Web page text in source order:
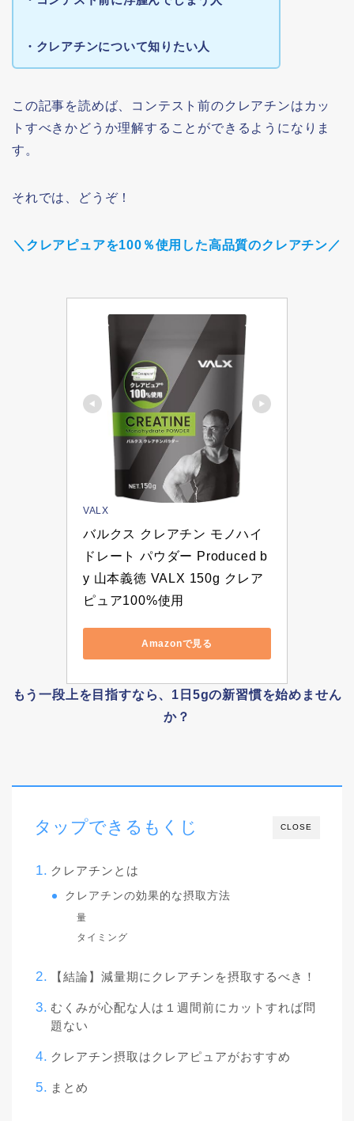
・クレアチンについて知りたい人
この記事を読めば、コンテスト前のクレアチンはカッ
トすべきかどうか理解することができるようになりま
す。
それでは、どうぞ！
＼クレアピュアを100％使用した高品質のクレアチン／
VALX
バルクス クレアチン モノハイ
ドレート パウダー Produced b
y 山本義徳 VALX 150g クレア
ピュア100%使用
Amazonで見る
もう一段上を目指すなら、1日5gの新習慣を始めません
か？
CLOSE
タップできるもくじ
クレアチンとは
クレアチンの効果的な摂取方法
量
タイミング
【結論】減量期にクレアチンを摂取するべき！
むくみが心配な人は１週間前にカットすれば問
題ない
クレアチン摂取はクレアピュアがおすすめ
まとめ